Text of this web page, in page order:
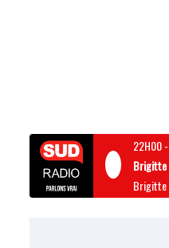
22H00-
Brigitte
Brigitte